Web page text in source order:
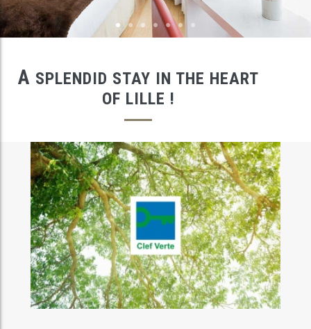
A SPLENDID STAY IN THE HEART
OF LILLE !